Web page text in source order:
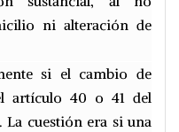
ni alteración de
si el cambio de
artículo 40 o 41 del
La cuestión era si una